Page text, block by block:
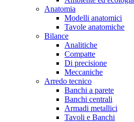
Anatomia
Modelli anatomici
Tavole anatomiche
Bilance
Analitiche
Compatte
Di precisione
Meccaniche
Arredo tecnico
Banchi a parete
Banchi centrali
Armadi metallici
Tavoli e Banchi